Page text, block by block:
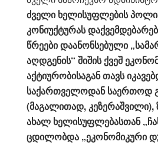
ძველი ხელისუფლების
კონიუქტურას
წრეები დაანონსებული
აღდგენის“ შიშის ქვეშ
აქტიურობისაგან თავს
საქართველოდან საერთოდ
(მაგალითად,
ახალ ხელისუფლებასთან
ცდილობდა „ეკონომიკური